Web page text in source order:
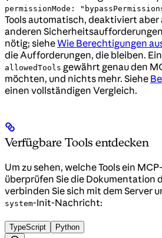
permissionMode:
Tools automatisch, deaktiviert aber
anderen
nötig; sieheWie Berechtigungen
die Aufforderungen, die bleiben.
allowedTools gewährt genau den
möchten, und nichts mehr. Siehe
einen vollständigen Vergleich.
Verfügbare Tools entdecken
Um zu sehen, welche Tools ein
überprüfen Sie die Dokumentation
verbinden Sie sich mit dem Server
system-Init-Nachricht:
TypeScript Python